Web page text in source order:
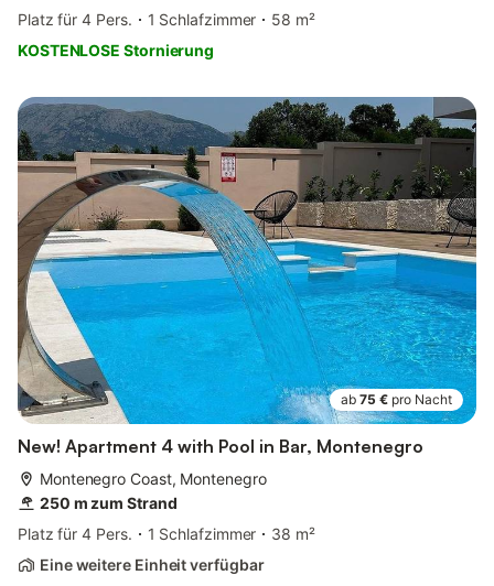
Platz für 4 Pers.
1 Schlafzimmer
58 m²
KOSTENLOSE Stornierung
ab 75 € pro Nacht
New! Apartment 4 with Pool in Bar, Montenegro
Montenegro Coast, Montenegro
250 m zum Strand
Platz für 4 Pers.
1 Schlafzimmer
38 m²
Eine weitere Einheit verfügbar